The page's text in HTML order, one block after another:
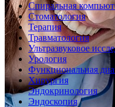
Спиральная
Стоматология
Терапия
Травматология
Ультразвуковое
Урология
Функциональная
Хирургия
Эндокринология
Эндоскопия